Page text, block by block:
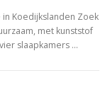
Koedijkslanden Zoek
met kunststof
slaapkamers …